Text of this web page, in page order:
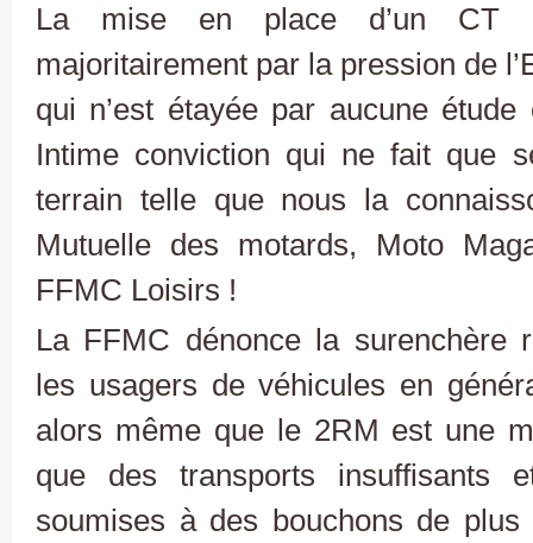
La mise en place d’un CT
majoritairement par la pression de
qui n’est étayée par aucune
Intime conviction qui ne fait que
terrain telle que nous la
Mutuelle des motards, Moto
FFMC Loisirs !
La FFMC dénonce la surenchère
les usagers de véhicules en
alors même que le 2RM est une
que des transports insuffisants
soumises à des bouchons de